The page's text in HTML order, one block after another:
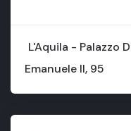
L'Aquila - Palazzo
Emanuele II, 95